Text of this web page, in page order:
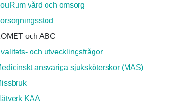
vård och omsorg
och ABC
och utvecklingsfrågor
ansvariga sjuksköterskor (MAS)
KAA